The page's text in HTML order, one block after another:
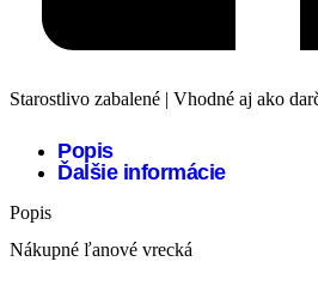
Starostlivo zabalené | Vhodné aj ako
Popis
Ďalšie informácie
Popis
Nákupné ľanové vrecká